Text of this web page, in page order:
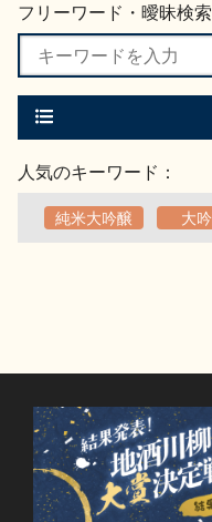
フリーワード・曖昧検索
人気のキーワード：
純米大吟醸 大